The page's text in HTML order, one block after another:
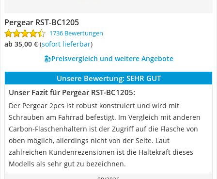
Pergear RST-BC1205
1736 Bewertungen
ab 35,00 € ( Sofort lieferbar)
Preisvergleich und weitere Angebote
Unsere Bewertung: SEHR GUT
Unser Fazit für Pergear RST-BC1205:
Der Pergear 2pcs ist robust konstruiert und wird mit
Schrauben am Fahrrad befestigt. Im Vergleich mit anderen
Carbon-Flaschenhaltern ist der Zugriff auf die Flasche von
oben möglich, allerdings nicht von der Seite. Laut
zahlreichen Kundenrezensionen ist die Haltekraft dieses
Modells als sehr gut zu bezeichnen.